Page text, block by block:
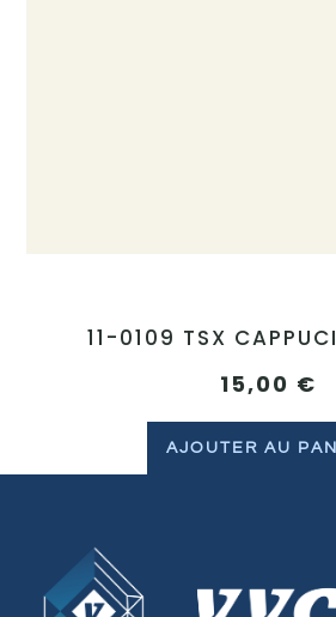
11-0109 TSX
15,00 €
AJOUTER AU